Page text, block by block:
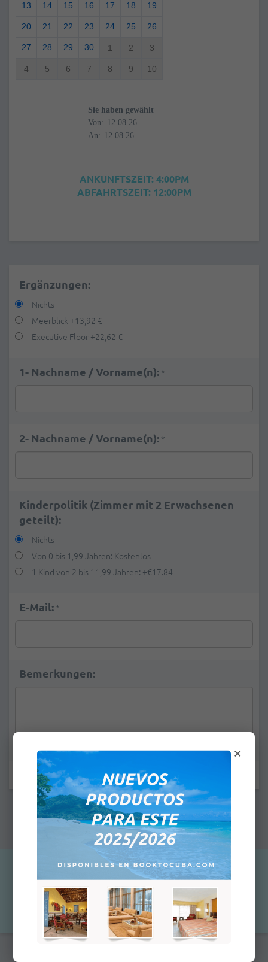
13 14 15 16 17 18 19
20 21 22 23 24 25 26
27 28 29 30 1 2 3
4 5 6 7 8 9 10
Sie haben gewählt
Von:
An:
ANKUNFTSZEIT: 4:00PM
ABFAHRTSZEIT: 12:00PM
Ergänzungen:
Nichts
Meerblick +13,92 €
Executive Floor +22,62 €
1- Nachname / Vorname(n): *
2- Nachname / Vorname(n): *
Kinderpolitik (Zimmer mit 2 Erwachsenen
geteilt):
Nichts
Von 0 bis 1,99 Jahren: Kostenlos
1 Kind von 2 bis 11,99 Jahren: +€17.84
E-Mail: *
Bemerkungen:
Felder mit Stern (*) müssen ausgefüllt werden.
Hinweis: Der angegebene Preis ist nicht der Endpreis. Später wird
der Gesamtpreis abhängig von der gewählten Zahlungsmethode
angezeigt.
71,34 € Stk::
In den Warenkorb
×